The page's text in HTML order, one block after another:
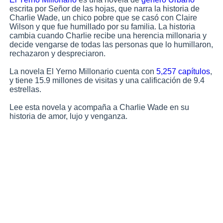
“¡Sí! ¡Es una desgracia para nuestra familia!”
“¡Quizás su intención no sea pedir dinero prestado,
sino estropear el ambiente alegre del cumpleaños de
la abuela!”
familia Wilson lo humillaba y ridiculizaba. Si no fuera
escrita por Señor de las hojas, que narra la historia de
Charlie Wade, un chico pobre que se casó con Claire
Wilson y que fue humillado por su familia. La historia
cambia cuando Charlie recibe una herencia millonaria y
decide vengarse de todas las personas que lo humillaron,
rechazaron y despreciaron.
La novela El Yerno Millonario cuenta con5,257 capítulos,
y tiene 15.9 millones de visitas y una calificación de 9.4
estrellas.
Lee esta novela y acompaña a Charlie Wade en su
historia de amor, lujo y venganza.